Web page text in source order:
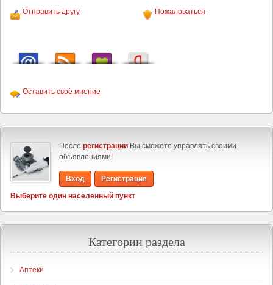
Отправить другу Пожаловаться
Оставить своё мнение
После регистрации Вы сможете управлять своими
объявлениями!
Вход
Регистрация
Выберите один населенный пункт
Категории раздела
Аптеки